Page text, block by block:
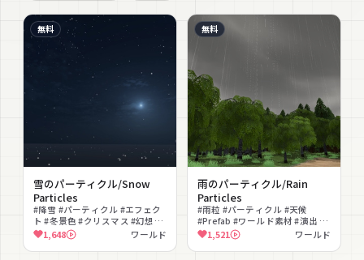
無料
雪のパーティクル/Snow
Particles
#降雪 #パーティクル #エフェク
ト #冬景色 #クリスマス #幻想的
#撮影向け #ロマンチック #演出
#ワールド素材
1,648 ワールド
無料
雨のパーティクル/Rain
Particles
#雨粒 #パーティクル #天候
#Prefab #ワールド素材 #演出 #
落ち着いた #撮影向け #無料
1,521 ワールド